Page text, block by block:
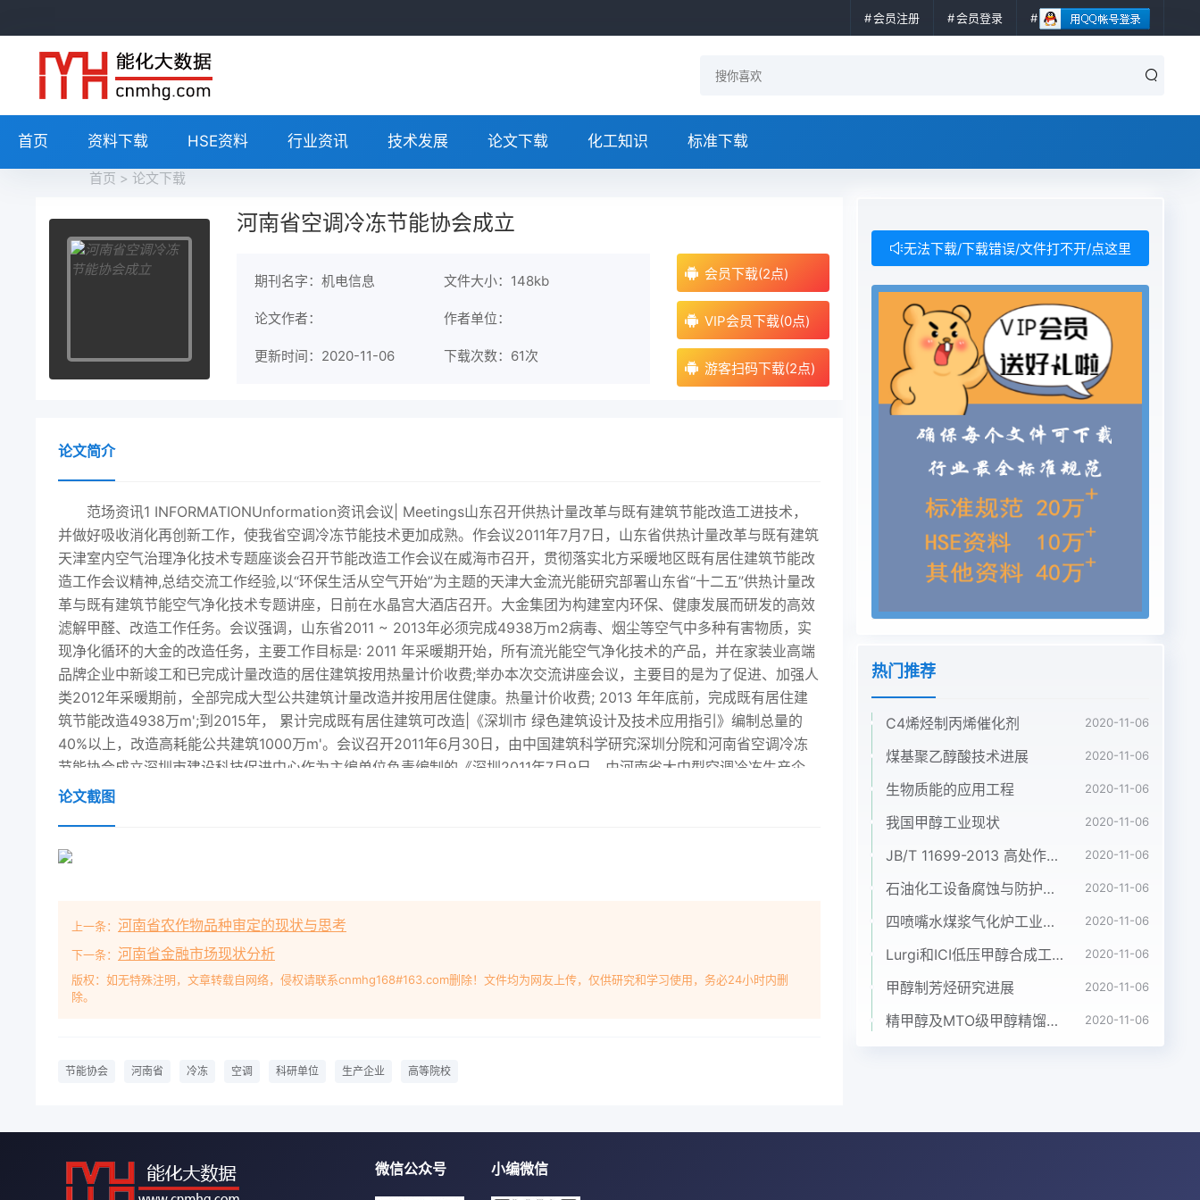
会员注册 会员登录
首页 资料下载 HSE资料 行业资讯 技术发展 论文下载 化工知识 标准下载
首页 > 论文下载
河南省空调冷冻节能协会成立
期刊名字：机电信息 文件大小：148kb
论文作者： 作者单位：
更新时间：2020-11-06 下载次数： 61次
会员下载(2点)
VIP会员下载(0点)
游客扫码下载(2点)
论文简介
范场资讯1 INFORMATIONUnformation资讯会议| Meetings山东召开供热计量改革与既有建筑节能改造工进技术，
并做好吸收消化再创新工作，使我省空调冷冻节能技术更加成熟。作会议2011年7月7日，山东省供热计量改革与既有建筑
天津室内空气治理净化技术专题座谈会召开节能改造工作会议在威海市召开，贯彻落实北方采暖地区既有居住建筑节能改
造工作会议精神,总结交流工作经验,以“环保生活从空气开始”为主题的天津大金流光能研究部署山东省“十二五”供热计量改
革与既有建筑节能空气净化技术专题讲座，日前在水晶宫大酒店召开。大金集团为构建室内环保、健康发展而研发的高效
滤解甲醛、改造工作任务。会议强调，山东省2011 ~ 2013年必须完成4938万m2病毒、烟尘等空气中多种有害物质，实
现净化循环的大金的改造任务，主要工作目标是: 2011 年采暖期开始，所有流光能空气净化技术的产品，并在家装业高端
品牌企业中新竣工和已完成计量改造的居住建筑按用热量计价收费;举办本次交流讲座会议，主要目的是为了促进、加强人
类2012年采暖期前，全部完成大型公共建筑计量改造并按用居住健康。热量计价收费; 2013 年年底前，完成既有居住建
筑节能改造4938万m';到2015年， 累计完成既有居住建筑可改造|《深圳市 绿色建筑设计及技术应用指引》编制总量的
40%以上，改造高耗能公共建筑1000万m'。会议召开2011年6月30日，由中国建筑科学研究深圳分院和河南省空调冷冻
节能协会成立深圳市建设科技促进中心作为主编单位负责编制的《深圳2011年7月9日，由河南省大中型空调冷冻生产企
业、市绿色建筑设计及技术应用指引》编制组第-次工作会议科研单位和高等院校等上百家单位，共同发起组建的河南在
议。深圳市建空调冷冻领域有所作为，寻求清洁可再生能源，实现污染设科技促进中心张道修副主任和深圳分院张辉常务
新、太阳能及地热能等产品工艺优化、提高的方向、框架及各章节具体内容展开了充分的讨论，从不产品使用环境舒适度
上下工夫。同时，协会将为上百家会同视角研中国煤化工。最后，编制组一员单位提供技术交流、技术培训、信息共享平
台等服务，致通过编HCNMHGI.促进各会员单位建立产、学、研开发机制，吸收国内外先4中央空调市场.2011年8月.第8
辑.
论文截图
上一条： 河南省农作物品种审定的现状与思考
下一条： 河南省金融市场现状分析
版权：如无特殊注明，文章转载自网络，侵权请联系cnmhg168#163.com删除！文件均为网友上传，仅供研究和学习使用，务必24小时内删
除。
节能协会 河南省 冷冻 空调 科研单位 生产企业 高等院校
无法下载/下载错误/文件打不开/点这里
热门推荐
C4烯烃制丙烯催化剂 2020-11-06
煤基聚乙醇酸技术进展 2020-11-06
生物质能的应用工程 2020-11-06
我国甲醇工业现状 2020-11-06
JB/T 11699-2013 高处作业吊篮安装、拆卸、使用技术规程 2020-11-06
石油化工设备腐蚀与防护参考书十本免费下载，绝版珍藏 2020-11-06
四喷嘴水煤浆气化炉工业应用情况简介 2020-11-06
Lurgi和ICI低压甲醇合成工艺比较 2020-11-06
甲醇制芳烃研究进展 2020-11-06
精甲醇及MTO级甲醇精馏工艺技术进展 2020-11-06
微信公众号 小编微信